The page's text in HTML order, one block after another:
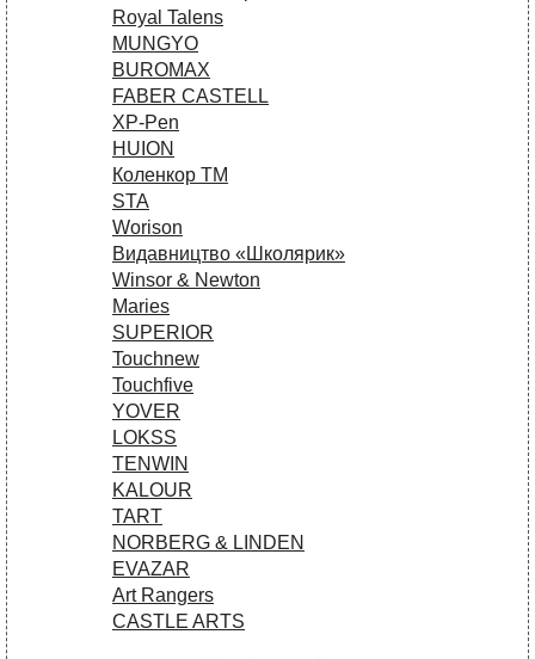
Royal Talens
MUNGYO
BUROMAX
FABER CASTELL
XP-Pen
HUION
Коленкор ТМ
STA
Worison
Видавництво «Школярик»
Winsor & Newton
Maries
SUPERIOR
Touchnew
Touchfive
YOVER
LOKSS
TENWIN
KALOUR
TART
NORBERG & LINDEN
EVAZAR
Art Rangers
CASTLE ARTS